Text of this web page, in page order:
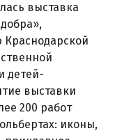
выставка
детей-
выставки
200 работ
иконы,